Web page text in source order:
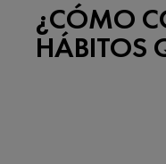
¿CÓMO
HÁBITOS